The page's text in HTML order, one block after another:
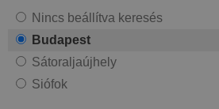
Nincs beállítva keresés
Budapest
Sátoraljaújhely
Siófok